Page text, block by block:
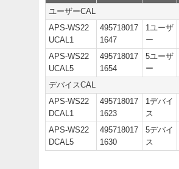
ユーザーCAL
APS-WS22
UCAL1
495718017
1647
1ユーザ
ー
APS-WS22
UCAL5
495718017
1654
5ユーザ
ー
デバイスCAL
APS-WS22
DCAL1
495718017
1623
1デバイ
ス
APS-WS22
DCAL5
495718017
1630
5デバイ
ス